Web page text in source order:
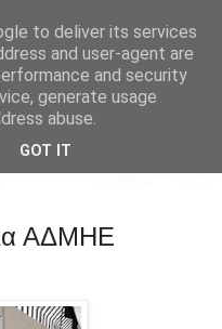
ΑΔΜΗΕ
to deliver its services
and user-agent are
and security
generate usage
abuse.
GOT IT